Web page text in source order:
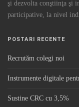
şi dezvolta conştiinţa şi
participative, la nivel
POSTARI RECENTE
Recrutăm colegi noi
Instrumente digitale
Sustine CRC cu 3,5%